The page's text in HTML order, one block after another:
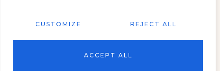
CUSTOMIZE REJECT ALL
ACCEPT ALL